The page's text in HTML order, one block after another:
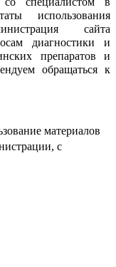
использования
сайта
диагностики и
препаратов и
обращаться к
материалов
с